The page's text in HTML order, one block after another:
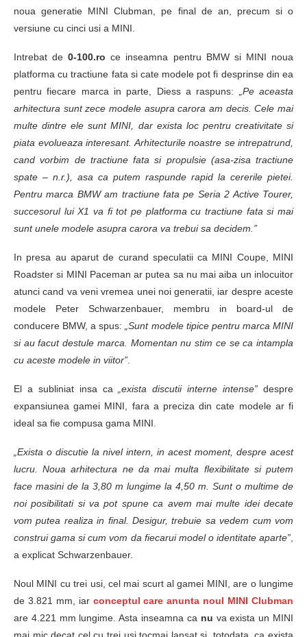
noua generatie MINI Clubman, pe final de an, precum si o
versiune cu cinci usi a MINI.
Intrebat de0-100.ro ce inseamna pentru BMW si MINI noua
platforma cu tractiune fata si cate modele pot fi desprinse din ea
pentru fiecare marca in parte, Diess a raspuns:
„Pe aceasta
arhitectura sunt zece modele asupra carora am decis. Cele mai
multe dintre ele sunt MINI, dar exista loc pentru creativitate si
piata evolueaza interesant. Arhitecturile noastre se intrepatrund,
cand vorbim de tractiune fata si propulsie (asa-zisa tractiune
spate – n.r.), asa ca putem raspunde rapid la cererile pietei.
Pentru marca BMW am tractiune fata pe Seria 2 Active Tourer,
succesorul lui X1 va fi tot pe platforma cu tractiune fata si mai
sunt unele modele asupra carora va trebui sa decidem.”
In presa au aparut de curand speculatii ca MINI Coupe, MINI
Roadster si MINI Paceman ar putea sa nu mai aiba un inlocuitor
atunci cand va veni vremea unei noi generatii, iar despre aceste
modele Peter Schwarzenbauer, membru in board-ul de
conducere BMW, a spus:
„Sunt modele tipice pentru marca MINI
si au facut destule marca. Momentan nu stim ce se ca intampla
cu aceste modele in viitor”
El a subliniat insa ca „exista discutii interne intense” despre
expansiunea gamei MINI, fara a preciza din cate modele ar fi
ideal sa fie compusa gama MINI.
„Exista o discutie la nivel intern, in acest moment, despre acest
lucru. Noua arhitectura ne da mai multa flexibilitate si putem
face masini de la 3,80 m lungime la 4,50 m. Sunt o multime de
noi posibilitati si va pot spune ca avem mai multe idei decate
vom putea realiza in final. Desigur, trebuie sa vedem cum vom
construi gama si cum vom da fiecarui model o identitate aparte”
a explicat Schwarzenbauer.
Noul MINI cu trei usi, cel mai scurt al gamei MINI, are o lungime
de 3.821 mm, iar conceptul care anunta noul MINI Clubman
are 4.221 mm lungime. Asta inseamna ca nu va exista un MINI
mai mic decat cel cu trei usi tocmai lansat si, totodata, ca exista